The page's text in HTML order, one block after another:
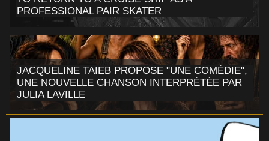
PROFESSIONAL PAIR SKATER
JACQUELINE TAIEB PROPOSE "UNE COMÉDIE",
UNE NOUVELLE CHANSON INTERPRÉTÉE PAR
JULIA LAVILLE